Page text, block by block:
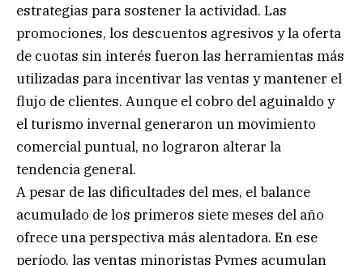
estrategias para sostener la actividad. Las
promociones, los descuentos agresivos y la oferta
de cuotas sin interés fueron las herramientas más
utilizadas para incentivar las ventas y mantener el
flujo de clientes. Aunque el cobro del aguinaldo y
el turismo invernal generaron un movimiento
comercial puntual, no lograron alterar la
tendencia general.
A pesar de las dificultades del mes, el balance
acumulado de los primeros siete meses del año
ofrece una perspectiva más alentadora. En ese
período, las ventas minoristas Pymes acumulan